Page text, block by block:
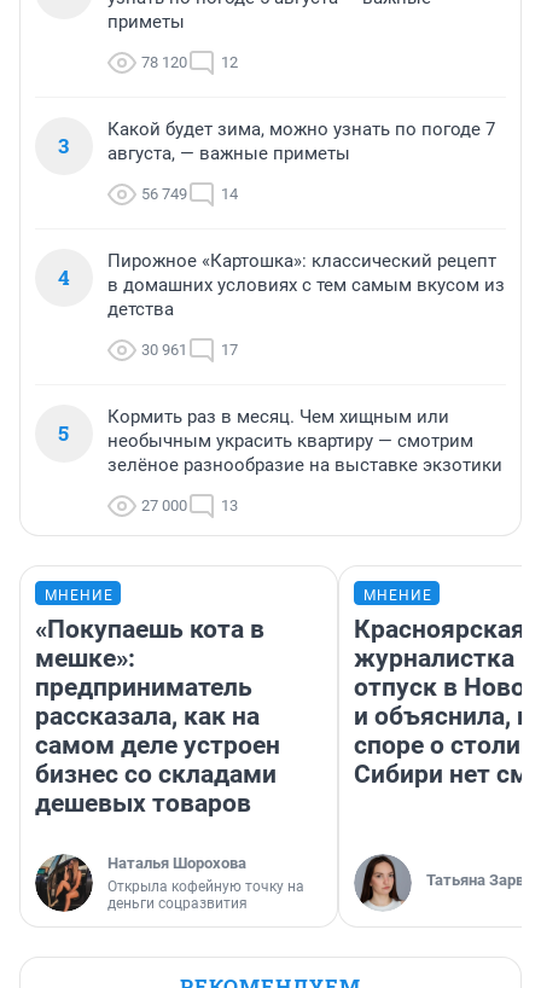
приметы
78 120 12
3
Какой будет зима, можно узнать по погоде 7
августа, — важные приметы
56 749 14
4
Пирожное «Картошка»: классический рецепт
в домашних условиях с тем самым вкусом из
детства
30 961 17
5
Кормить раз в месяц. Чем хищным или
необычным украсить квартиру — смотрим
зелёное разнообразие на выставке экзотики
27 000 13
МНЕНИЕ
«Покупаешь кота в
мешке»:
предприниматель
рассказала, как на
самом деле устроен
бизнес со складами
дешевых товаров
Наталья Шорохова
Открыла кофейную точку на
деньги соцразвития
МНЕНИЕ
Красноярская
журналистка
отпуск в
и объяснила,
споре о
Сибири нет
Татьяна Зарва